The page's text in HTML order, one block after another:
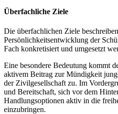
Überfachliche Ziele
Die überfachlichen Ziele
Persönlichkeitsentwicklung der
Fach konkretisiert und umgesetzt
Eine besondere Bedeutung kommt
aktivem Beitrag zur Mündigkeit
der Zivilgesellschaft zu. Im
und Bereitschaft, sich vor dem
Handlungsoptionen aktiv in die
einzubringen.